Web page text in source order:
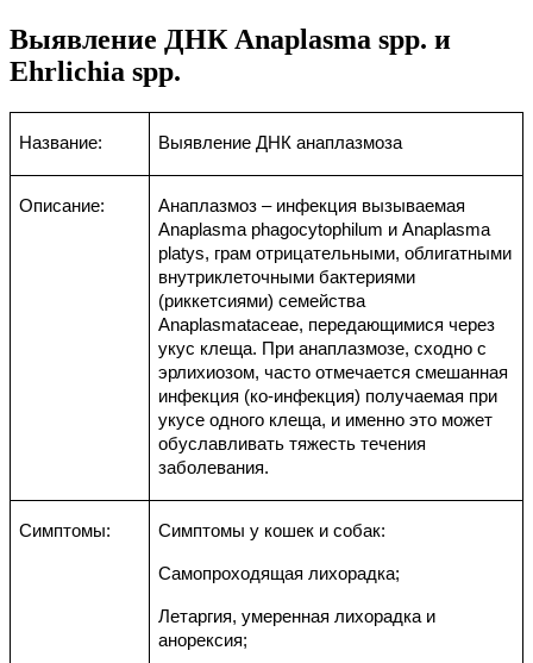
Выявление ДНК Anaplasma spp. и
Ehrlichia spp.
Название: Выявление ДНК анаплазмоза
Описание:
Анаплазмоз – инфекция вызываемая
Anaplasma phagocytophilum и Anaplasma
platys, грам отрицательными, облигатными
внутриклеточными бактериями
(риккетсиями) семейства
Anaplasmataceae, передающимися через
укус клеща. При анаплазмозе, сходно с
эрлихиозом, часто отмечается смешанная
инфекция (ко-инфекция) получаемая при
укусе одного клеща, и именно это может
обуславливать тяжесть течения
заболевания.
Симптомы: Симптомы у кошек и собак:
Самопроходящая лихорадка;
Летаргия, умеренная лихорадка и
анорексия;